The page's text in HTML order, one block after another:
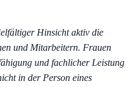
Hinsicht aktiv die
und Mitarbeitern. Frauen
und fachlicher Leistung
in der Person eines